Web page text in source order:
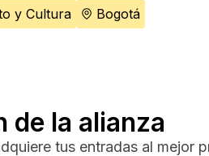
y Cultura Bogotá
de la alianza
tus entradas al mejor